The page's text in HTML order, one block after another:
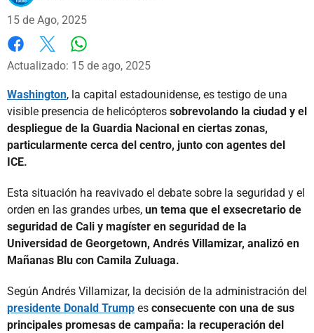
15 de Ago, 2025
Facebook
X
Actualizado: 15 de ago, 2025
Washington, la capital estadounidense, es testigo de una
visible presencia de helicópteros sobrevolando la ciudad y el
despliegue de la Guardia Nacional en ciertas zonas,
particularmente cerca del centro, junto con agentes del
ICE.
Esta situación ha reavivado el debate sobre la seguridad y el
orden en las grandes urbes, un tema que el exsecretario de
seguridad de Cali y magíster en seguridad de la
Universidad de Georgetown, Andrés Villamizar, analizó en
Mañanas Blu con Camila Zuluaga.
Según Andrés Villamizar, la decisión de la administración del
presidente Donald Trump es consecuente con una de sus
principales promesas de campaña: la recuperación del